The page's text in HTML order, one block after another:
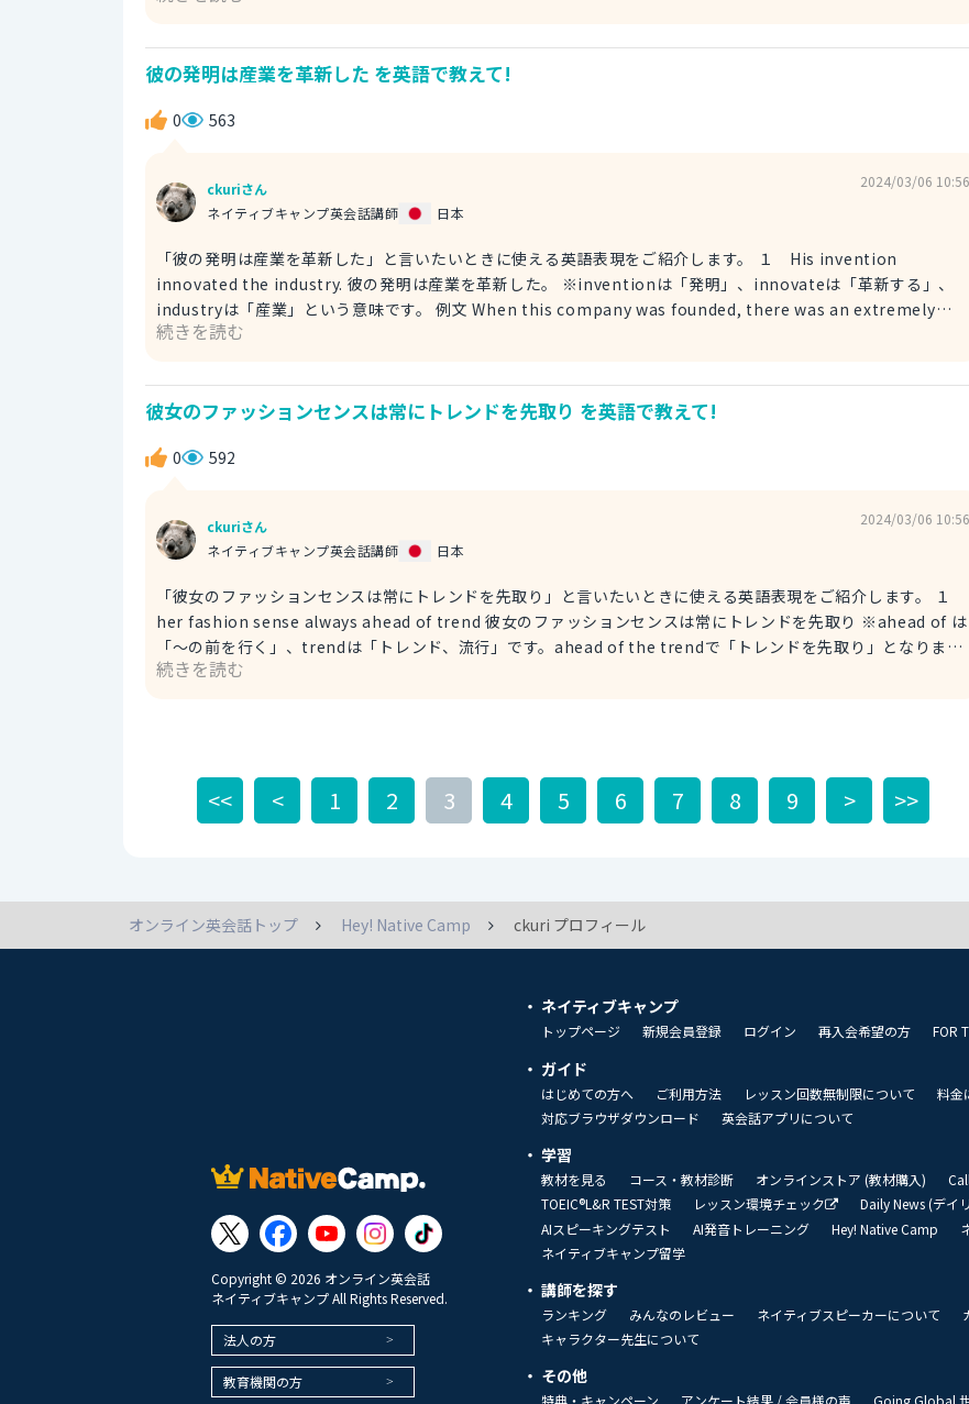
を意識する」という意味です。 例文 Oh, it’s awesome! Her pattern is aware of the ecology. わぁ、素晴ら
しいですね！彼女のデザインはエコロジーを意識しているのですね。 ※awesomeは「すごい、素晴らしい、最
している。 ※be ecology-consciousは「エコロジーを意識している」という意味です。 「ecology-
conscious. わぁ、素晴らしいですね！彼女のデザインはエコロジーを意識しているのですね。 ※brilliantは
「素晴らしい、見事な、卓越した」という意味です。
彼の発明は産業を革新した を英語で教えて!
0 563
ckuriさん
ネイティブキャンプ英会話講師
日本
2024/03/06 10:56
「彼の発明は産業を革新した」と言いたいときに使える英語表現をご紹介します。 １ His invention
innovated the industry. 彼の発明は産業を革新した。 ※inventionは「発明」、innovateは「革新する」、
industryは「産業」という意味です。 例文 When this company was founded, there was an extremely
competent man. His invention innovated the industry. 当社の創業時に、素晴らしく能力の高い人がいま
く」、competent「能力がある」という意味です。 ２ Industry was innovated by his invention. 産業は、
彼の発明によって革新された。 →彼の発明は産業を革新した。 At the foundation of this company, there
く能力の高い人がいました。彼の発明は、産業を革新しました。 ※foundationは「創業、設立」という意味で
続きを読む
彼女のファッションセンスは常にトレンドを先取り を英語で教えて!
0 592
ckuriさん
ネイティブキャンプ英会話講師
日本
2024/03/06 10:56
「彼女のファッションセンスは常にトレンドを先取り」と言いたいときに使える英語表現をご紹介します。 １
her fashion sense always ahead of trend 彼女のファッションセンスは常にトレンドを先取り ※ahead of は
「～の前を行く」、trendは「トレンド、流行」です。ahead of the trendで「トレンドを先取り」となりま
す。 例文 Her fashion sense always goes ahead of the trend. 彼女のファッションセンスは常にトレンドを
of trend 彼女のファッションセンスは常にトレンドを先取り ※tasteは「センス、好み」という意味です。 例
文 Her fashion taste always goes ahead of the trend. 彼女のファッションセンスは常にトレンドを先取りし
ているよ。
続きを読む
<< < 1 2 3 4 5 6 7 8 9 > >>
オンライン英会話トップ Hey! Native Camp ckuri プロフィール
Copyright © 2026 オンライン英会話
ネイティブキャンプ All Rights Reserved.
法人の方
教育機関の方
ネイティブキャンプ
トップページ 新規会員登録 ログイン 再入会希望の方 FOR
ガイド
はじめての方へ ご利用方法 レッスン回数無制限について 料金
対応ブラウザダウンロード
英会話アプリについて
学習
教材を見る コース・教材診断 オンラインストア (教材購入)
TOEIC®L&R TEST対策
レッスン環境チェック Daily News (デイ
AIスピーキングテスト
AI発音トレーニング Hey! Native Camp
ネイティブキャンプ留学
講師を探す
ランキング みんなのレビュー ネイティブスピーカーについて
キャラクター先生について
その他
特典・キャンペーン アンケート結果 / 会員様の声 Going Global